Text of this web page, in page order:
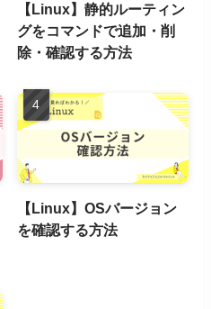
【Linux】静的ルーティン
グをコマンドで追加・削
除・確認する方法
【Linux】OSバージョン
を確認する方法